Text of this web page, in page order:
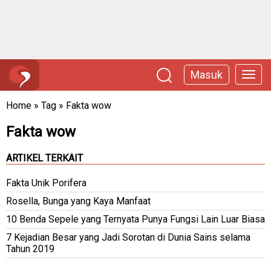
Masuk
Home » Tag » Fakta wow
Fakta wow
ARTIKEL TERKAIT
Fakta Unik Porifera
Rosella, Bunga yang Kaya Manfaat
10 Benda Sepele yang Ternyata Punya Fungsi Lain Luar Biasa
7 Kejadian Besar yang Jadi Sorotan di Dunia Sains selama
Tahun 2019